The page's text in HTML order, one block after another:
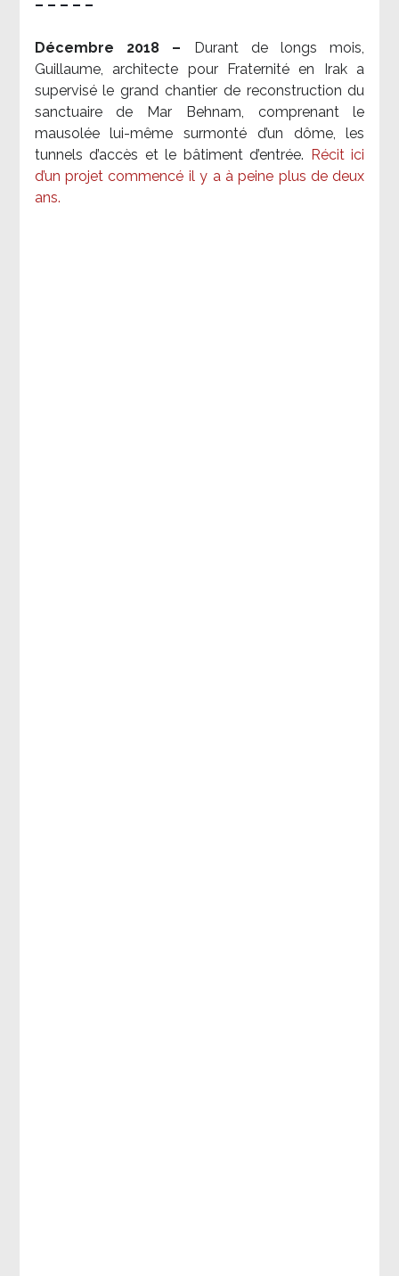
– – – – –
Décembre 2018 –
Durant de longs mois,
Guillaume, architecte pour Fraternité en Irak a
supervisé le grand chantier de reconstruction du
sanctuaire de Mar Behnam, comprenant le
mausolée lui-même surmonté d’un dôme, les
tunnels d’accès et le bâtiment d’entrée.
Récit ici
d’un projet commencé il y a à peine plus de deux
ans.